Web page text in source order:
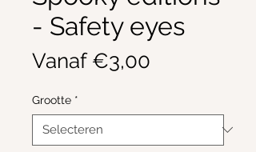
- Safety eyes
Vanaf €3,00
Grootte *